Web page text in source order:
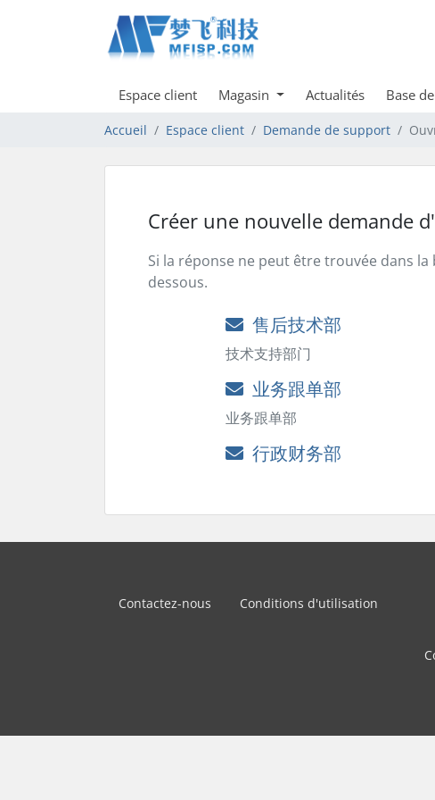
Espace client Magasin Actualités Base
Accueil Espace client Demande de support
Créer une nouvelle demande
Si la réponse ne peut être trouvée dans
dessous.
售后技术部
技术支持部门
业务跟单部
业务跟单部
行政财务部
Contactez-nous Conditions d'utilisation